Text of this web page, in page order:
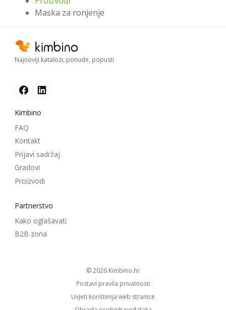
Maska za ronjenje
Najnoviji katalozi, ponude, popusti
Kimbino
FAQ
Kontakt
Prijavi sadržaj
Gradovi
Proizvodi
Partnerstvo
Kako oglašavati
B2B zona
© 2026
kimbino.hr
Postavi pravila privatnosti
Uvjeti korištenja web stranice